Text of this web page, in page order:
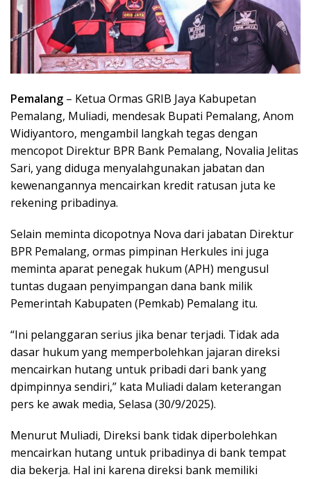
Pemalang – Ketua Ormas GRIB Jaya Kabupetan
Pemalang, Muliadi, mendesak Bupati Pemalang, Anom
Widiyantoro, mengambil langkah tegas dengan
mencopot Direktur BPR Bank Pemalang, Novalia Jelitas
Sari, yang diduga menyalahgunakan jabatan dan
kewenangannya mencairkan kredit ratusan juta ke
rekening pribadinya.
Selain meminta dicopotnya Nova dari jabatan Direktur
BPR Pemalang, ormas pimpinan Herkules ini juga
meminta aparat penegak hukum (APH) mengusul
tuntas dugaan penyimpangan dana bank milik
Pemerintah Kabupaten (Pemkab) Pemalang itu.
“Ini pelanggaran serius jika benar terjadi. Tidak ada
dasar hukum yang memperbolehkan jajaran direksi
mencairkan hutang untuk pribadi dari bank yang
dpimpinnya sendiri,” kata Muliadi dalam keterangan
pers ke awak media, Selasa (30/9/2025).
Menurut Muliadi, Direksi bank tidak diperbolehkan
mencairkan hutang untuk pribadinya di bank tempat
dia bekerja. Hal ini karena direksi bank memiliki